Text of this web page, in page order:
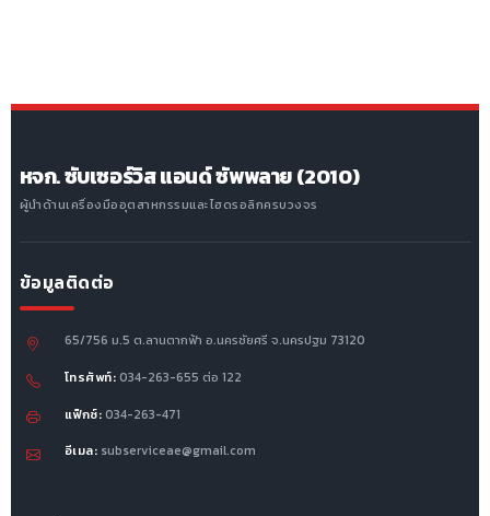
หจก. ซับเซอร์วิส แอนด์ ซัพพลาย (2010)
ผู้นำด้านเครื่องมืออุตสาหกรรมและไฮดรอลิกครบวงจร
ข้อมูลติดต่อ
65/756 ม.5 ต.ลานตากฟ้า อ.นครชัยศรี จ.นครปฐม 73120
โทรศัพท์: 034-263-655 ต่อ 122
แฟ็กซ์: 034-263-471
อีเมล: subserviceae@gmail.com